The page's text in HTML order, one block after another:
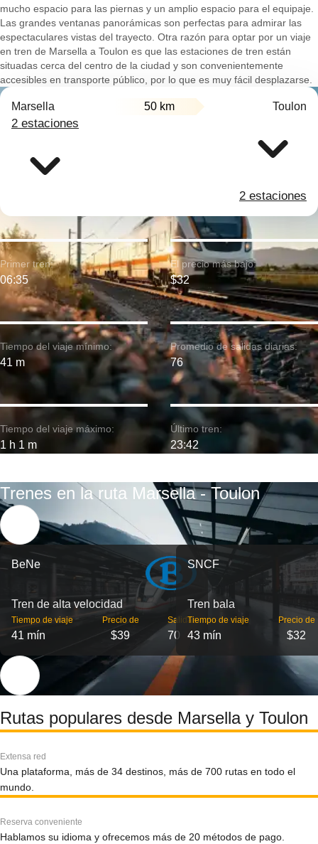
mucho espacio para las piernas y un amplio espacio para el equipaje.
Las grandes ventanas panorámicas son perfectas para admirar las
espectaculares vistas del trayecto. Otra razón para optar por un viaje
en tren de Marsella a Toulon es que las estaciones de tren están
situadas cerca del centro de la ciudad y son convenientemente
accesibles en transporte público, por lo que es muy fácil desplazarse.
Marsella 50 km Toulon
2 estaciones
2 estaciones
Tiempo del viaje mínimo:
41 m
Primer tren:
06:35
Tiempo del viaje máximo:
1 h 1 m
El precio más bajo:
$32
Promedio de salidas diarias:
76
Último tren:
23:42
Trenes en la ruta Marsella - Toulon
BeNe
Tren de alta velocidad
Tiempo de viaje
41 mín
Precio de
$39
Salidas
70
SNCF
Tren bala
Tiempo de viaje
43 mín
Precio de
$32
Rutas populares desde Marsella y Toulon
Extensa red
Una plataforma, más de 34 destinos, más de 700 rutas en todo el
mundo.
Reserva conveniente
Hablamos su idioma y ofrecemos más de 20 métodos de pago.